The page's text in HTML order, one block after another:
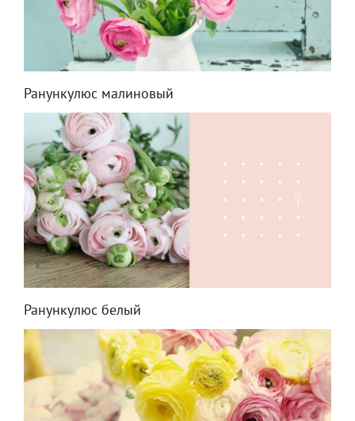
Ранункулюс малиновый
Ранункулюс белый